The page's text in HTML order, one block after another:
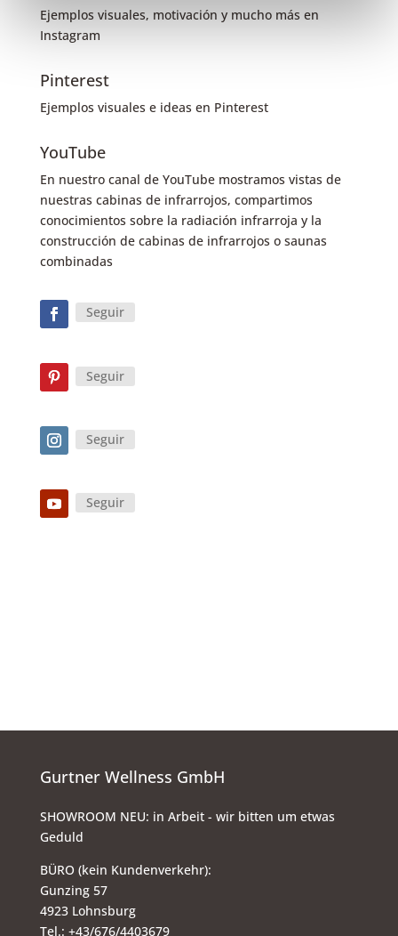
Ejemplos visuales, motivación y mucho más en
Instagram
Pinterest
Ejemplos visuales e ideas en Pinterest
YouTube
En nuestro canal de YouTube mostramos vistas de
nuestras cabinas de infrarrojos, compartimos
conocimientos sobre la radiación infrarroja y la
construcción de cabinas de infrarrojos o saunas
combinadas
Seguir
Seguir
Seguir
Seguir
Gurtner Wellness GmbH
SHOWROOM NEU: in Arbeit - wir bitten um etwas
Geduld
BÜRO (kein Kundenverkehr):
Gunzing 57
4923 Lohnsburg
Tel.: +43/676/4403679